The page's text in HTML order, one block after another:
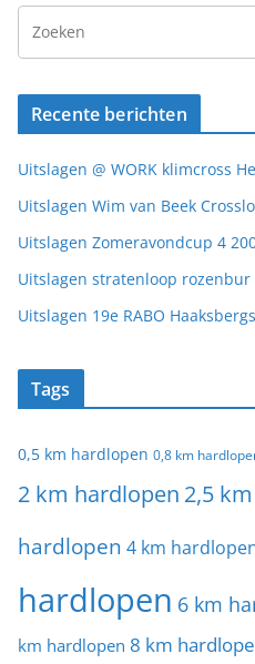
Recente berichten
Uitslagen @ WORK klimcross
Uitslagen Wim van Beek
Uitslagen Zomeravondcup 4
Uitslagen stratenloop rozenbur
Uitslagen 19e RABO
Tags
0,5 km hardlopen 0,8 km
2 km hardlopen 2,5
hardlopen 4 km
hardlopen 6 km
km hardlopen 8 km